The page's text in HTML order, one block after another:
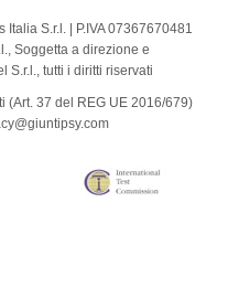
S.r.l. | P.IVA 07367670481
Soggetta a direzione e
S.r.l., tutti i diritti riservati
(Art. 37 del REG UE 2016/679)